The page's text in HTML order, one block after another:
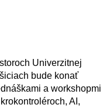
Univerzitnej
bude konať
a workshopmi
AI,